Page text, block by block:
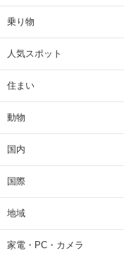
乗り物
人気スポット
住まい
動物
国内
国際
地域
家電・PC・カメラ